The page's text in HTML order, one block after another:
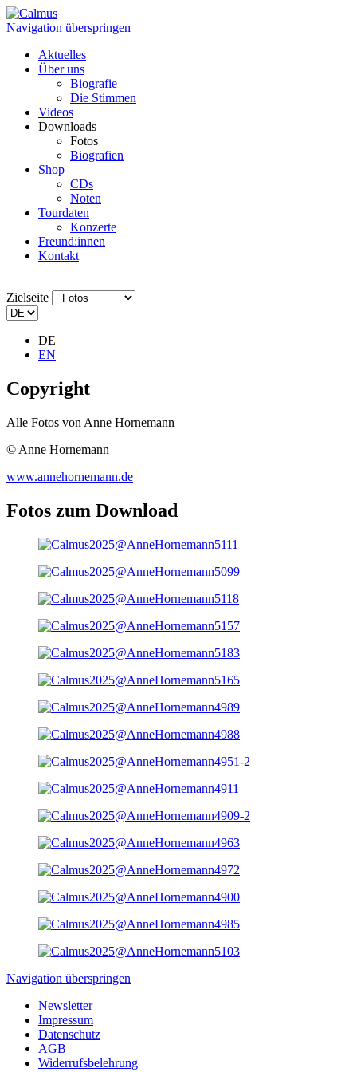
Navigation überspringen
Aktuelles
Über uns
Biografie
Die Stimmen
Videos
Downloads
Fotos
Biografien
Shop
CDs
Noten
Tourdaten
Konzerte
Freund:innen
Kontakt
Zielseite
DE
EN
Copyright
Alle Fotos von Anne Hornemann
© Anne Hornemann
www.annehornemann.de
Fotos zum Download
Navigation überspringen
Newsletter
Impressum
Datenschutz
AGB
Widerrufsbelehrung